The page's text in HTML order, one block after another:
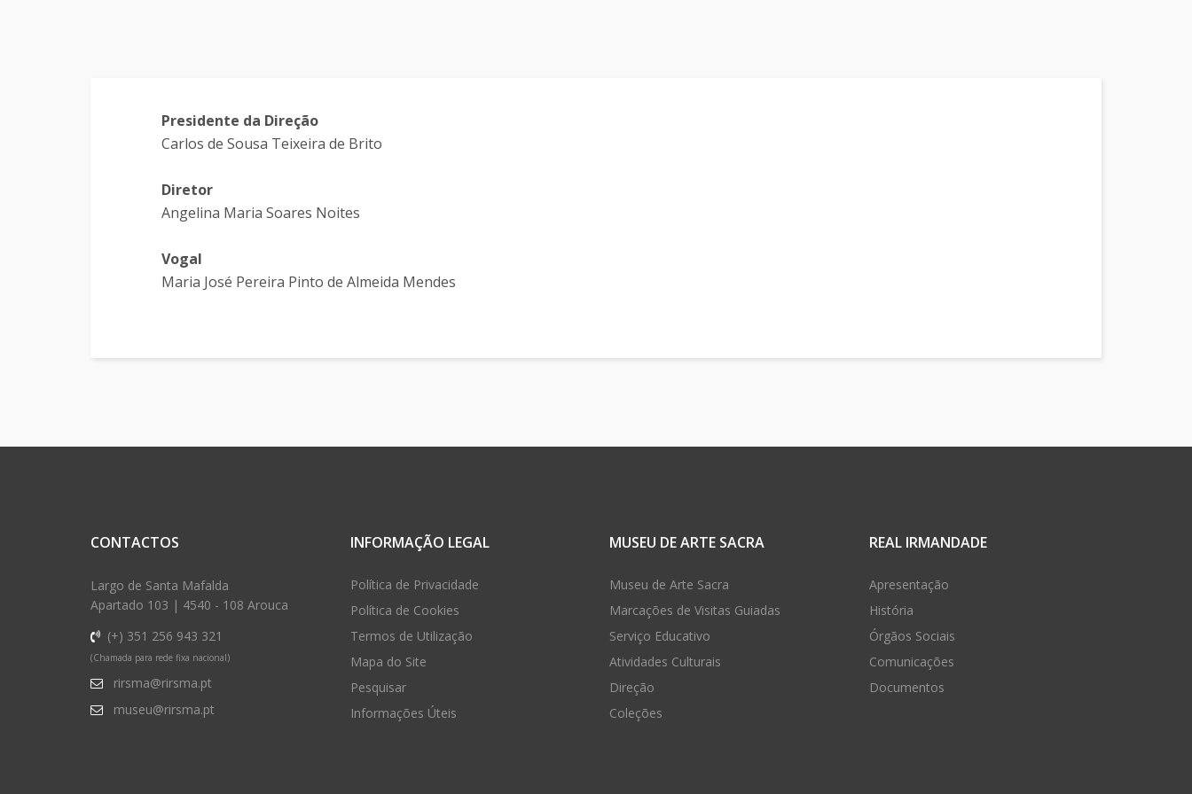
Presidente da Direção
Carlos de Sousa Teixeira de Brito
Diretor
Angelina Maria Soares Noites
Vogal
Maria José Pereira Pinto de Almeida Mendes
CONTACTOS
Largo de Santa Mafalda
Apartado 103 | 4540 - 108 Arouca
(+) 351 256 943 321
(Chamada para rede fixa nacional)
rirsma@rirsma.pt
museu@rirsma.pt
INFORMAÇÃO LEGAL
Política de Privacidade
Política de Cookies
Termos de Utilização
Mapa do Site
Pesquisar
Informações Úteis
MUSEU DE ARTE SACRA
Museu de Arte Sacra
Marcações de Visitas Guiadas
Serviço Educativo
Atividades Culturais
Direção
Coleções
REAL IRMANDADE
Apresentação
História
Órgãos Sociais
Comunicações
Documentos